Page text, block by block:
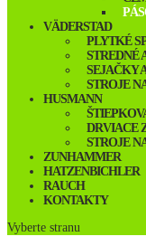
VÄDERSTAD
PLYTKÉ
STREDNÉ
SEJAČKY
STROJE
HUSMANN
DRVIACE
STROJE
ZUNHAMMER
HATZENBICHLER
RAUCH
KONTAKTY
Vyberte stranu